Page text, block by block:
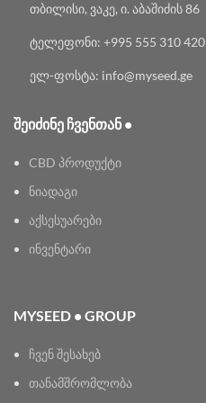
თბილისი, ვაკე, ი. აბაშიძის 86
ტელეფონი: +995 555 310 420
ელ-ფოსტა: info@myseed.ge
ᲨᲔᲘᲫᲘᲜᲔ ᲩᲕᲔᲜᲗᲐᲜ •
CBD პროდუქტი
ნიადაგი
აქსესუარები
ინვენტარი
MYSEED • GROUP
ჩვენ შესახებ
თანამშრომლობა